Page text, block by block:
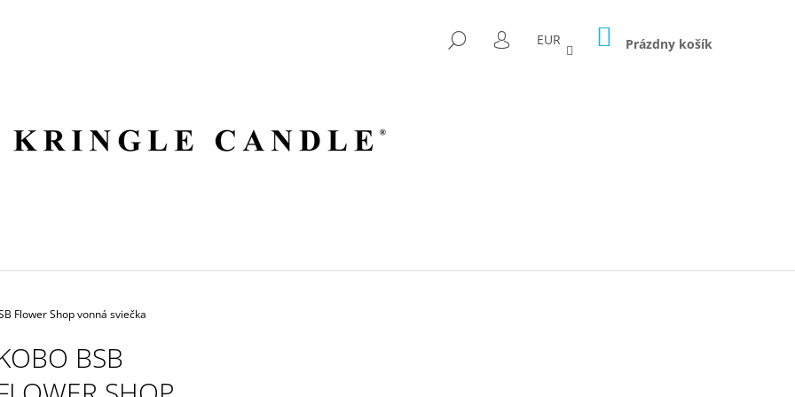
HĽADAŤ
PRIHLÁSENIE
EUR NÁKUPNÝ
KOŠÍK
Prázdny košík
Flower Shop vonná sviečka
BSB
HERMANOS APOTHECARY